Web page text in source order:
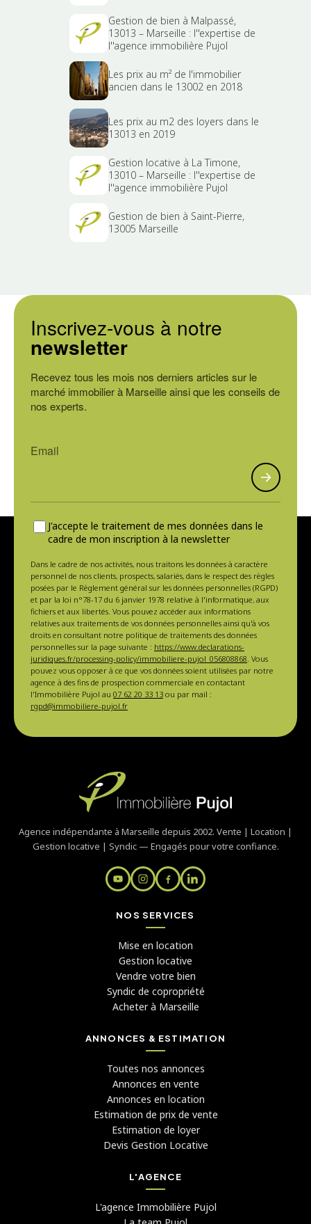
Gestion de bien à Malpassé,
13013 – Marseille : l''expertise de
l''agence immobilière Pujol
Les prix au m² de l'immobilier
ancien dans le 13002 en 2018
Les prix au m2 des loyers dans le
13013 en 2019
Gestion locative à La Timone,
13010 – Marseille : l''expertise de
l''agence immobilière Pujol
Gestion de bien à Saint-Pierre,
13005 Marseille
Inscrivez-vous à notre
newsletter
Recevez tous les mois nos derniers articles sur le
marché immobilier à Marseille ainsi que les conseils de
nos experts.
J'accepte le traitement de mes données dans le
cadre de mon inscription à la newsletter
Dans le cadre de nos activités, nous traitons les données à caractère
personnel de nos clients, prospects, salariés, dans le respect des règles
posées par le Règlement général sur les données personnelles (RGPD)
et par la loi n°78-17 du 6 janvier 1978 relative à l'informatique, aux
fichiers et aux libertés. Vous pouvez accéder aux informations
relatives aux traitements de vos données personnelles ainsi qu'à vos
droits en consultant notre politique de traitements des données
personnelles sur la page suivante : https://www.declarations-
juridiques.fr/processing-policy/immobiliere-pujol_056808868. Vous
pouvez vous opposer à ce que vos données soient utilisées par notre
agence à des fins de prospection commerciale en contactant
l'Immobilière Pujol au 07 62 20 33 13 ou par mail :
rgpd@immobiliere-pujol.fr
Agence indépendante à Marseille depuis 2002. Vente | Location |
Gestion locative | Syndic — Engagés pour votre confiance.
NOS SERVICES
Mise en location
Gestion locative
Vendre votre bien
Syndic de copropriété
Acheter à Marseille
ANNONCES & ESTIMATION
Toutes nos annonces
Annonces en vente
Annonces en location
Estimation de prix de vente
Estimation de loyer
Devis Gestion Locative
L'AGENCE
L'agence Immobilière Pujol